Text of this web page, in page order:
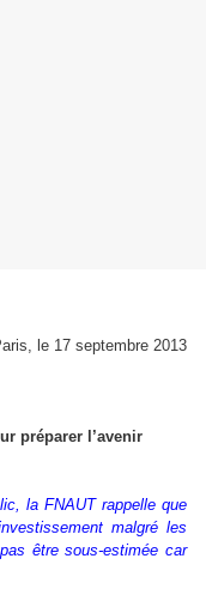
le 17 septembre 2013
préparer l’avenir
la FNAUT rappelle que
malgré les
être sous-estimée car